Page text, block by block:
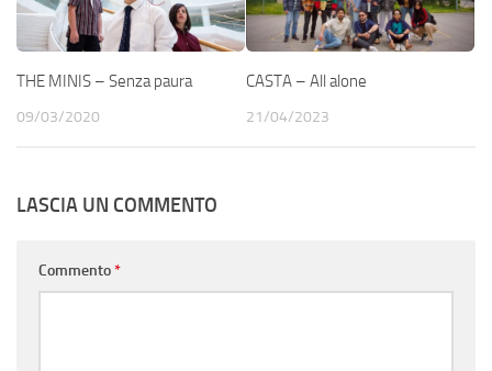
THE MINIS – Senza paura
09/03/2020
CASTA – All alone
21/04/2023
LASCIA UN COMMENTO
Commento*